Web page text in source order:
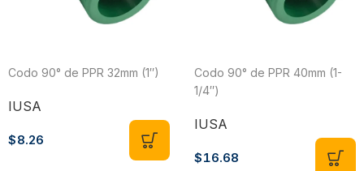
Codo 90° de PPR 32mm (1″)
IUSA
$8.26
Codo 90° de PPR 40mm (1-
1/4″)
IUSA
$16.68